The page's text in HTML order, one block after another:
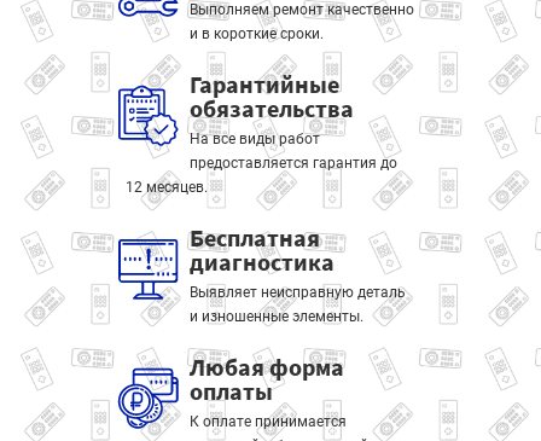
Выполняем ремонт качественно
и в короткие сроки.
Гарантийные
обязательства
На все виды работ
предоставляется гарантия до
12 месяцев.
Бесплатная
диагностика
Выявляет неисправную деталь
и изношенные элементы.
Любая форма
оплаты
К оплате принимается